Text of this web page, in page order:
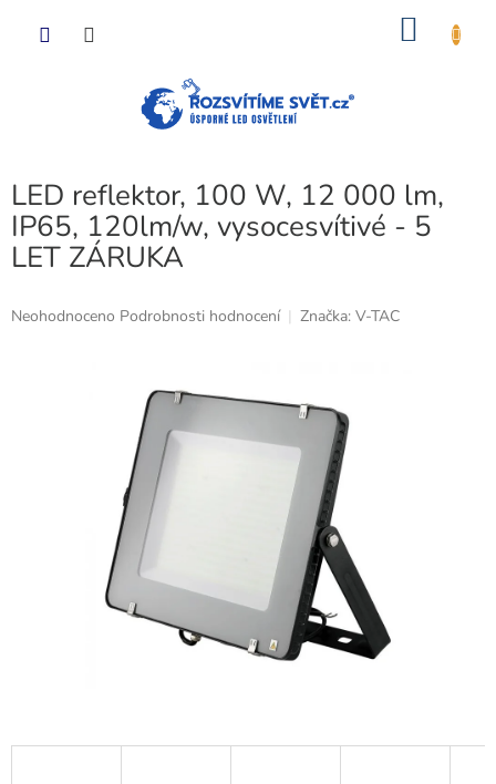
LED reflektor, 100 W, 12 000 lm,
IP65, 120lm/w, vysocesvítivé - 5
LET ZÁRUKA
Průměrné
Neohodnoceno Podrobnosti hodnocení Značka: V-TAC